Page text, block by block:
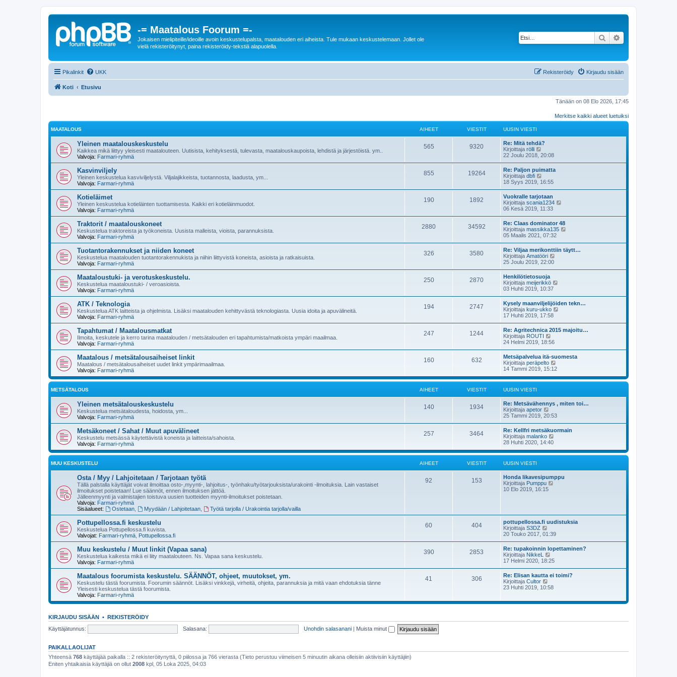
-= Maatalous Foorum =-
Jokaisen mielipiteille/ideoille avoin keskustelupalsta, maatalouden eri aiheista. Tule mukaan keskustelemaan. Jollet ole
vielä rekisteröitynyt, paina rekisteröidy-tekstiä alapuolella.
Etsi
Pikalinkit UKK Kirjaudu sisään
Rekisteröidy
Koti Etusivu
Tänään on 08 Elo 2026, 17:45
Merkitse kaikki alueet luetuiksi
MAATALOUS AIHEET VIESTIT UUSIN VIESTI
Yleinen maatalouskeskustelu
Kaikkea mikä liittyy yleisesti maatalouteen. Uutisista, kehityksestä, tulevasta, maatalouskaupoista, lehdistä ja järjestöistä. ym..
Valvoja: Farmari-ryhmä
565 9320
Re: Mitä tehdä?
Kirjoittaja rölli
ä
ä
u
u
s
i
n
v
i
e
s
t
22 Joulu 2018, 20:08
Kasvinviljely
Yleinen keskustelua kasviviljelystä. Viljalajikkeista, tuotannosta, laadusta, ym...
Valvoja: Farmari-ryhmä
855 19264
Re: Paljon puimatta
Kirjoittaja dbfi
ä
ä
u
u
s
i
n
v
i
e
s
t
i
18 Syys 2019, 16:55
Kotieläimet
Yleinen keskustelua kotieläinten tuottamisesta. Kaikki eri kotieläinmuodot.
Valvoja: Farmari-ryhmä
190 1892
Vuokralle tarjotaan
Kirjoittaja scania1234
t
ä
u
s
i
06 Kesä 2019, 11:33
Traktorit / maatalouskoneet
Keskustelua traktoreista ja työkoneista. Uusista malleista, vioista, parannuksista.
Valvoja: Farmari-ryhmä
2880 34592
Re: Claas dominator 48
Kirjoittaja massikka135
t
ä
s
i
e
s
05 Maalis 2021, 07:32
Tuotantorakennukset ja niiden koneet
Keskustelua maatalouden tuotantorakennukista ja niihin liittyvistä koneista, asioista ja ratkaisuista.
Valvoja: Farmari-ryhmä
326 3580
Re: Viljaa merikonttiin täytt…
Kirjoittaja Amatööri
ä
u
s
i
n
i
e
s
25 Joulu 2019, 22:00
Maataloustuki- ja verotuskeskustelu.
Keskustelua maataloustuki- / veroasioista.
Valvoja: Farmari-ryhmä
250 2870
Henkilötietosuoja
Kirjoittaja meijerikkö
t
ä
s
i
i
e
s
03 Huhti 2019, 10:37
ATK / Teknologia
Keskustelua ATK laitteista ja ohjelmista. Lisäksi maatalouden kehittyvästä teknologiasta. Uusia idoita ja apuvälineitä.
Valvoja: Farmari-ryhmä
194 2747
Kysely maanviljelijöiden tekn…
Kirjoittaja kuru-ukko
t
ä
s
i
i
e
i
17 Huhti 2019, 17:58
Tapahtumat / Maatalousmatkat
Ilmoita, keskutele ja kerro tarina maatalouden / metsätalouden eri tapahtumista/matkoista ympäri maailmaa.
Valvoja: Farmari-ryhmä
247 1244
Re: Agritechnica 2015 majoitu…
Kirjoittaja ROUTI
ä
ä
u
u
s
i
v
i
s
i
24 Helmi 2019, 18:56
Maatalous / metsätalousaiheiset linkit
Maatalous / metsätalousaiheiset uudet linkit ympärimaailmaa.
Valvoja: Farmari-ryhmä
160 632
Metsäpalvelua itä-suomesta
Kirjoittaja peräpelto
ä
t
u
s
n
v
i
i
14 Tammi 2019, 15:12
METSÄTALOUS AIHEET VIESTIT UUSIN VIESTI
Yleinen metsätalouskeskustelu
Keskustelua metsätaloudesta, hoidosta, ym...
Valvoja: Farmari-ryhmä
140 1934
Re: Metsävähennys , miten toi…
Kirjoittaja apetor
ä
ä
u
u
s
i
v
i
e
s
25 Tammi 2019, 20:53
Metsäkoneet / Sahat / Muut apuvälineet
Keskustelu metsässä käytettävistä koneista ja laitteista/sahoista.
Valvoja: Farmari-ryhmä
257 3464
Re: Kellfri metsäkuormain
Kirjoittaja malanko
t
u
s
s
t
28 Huhti 2020, 14:40
MUU KESKUSTELU AIHEET VIESTIT UUSIN VIESTI
Osta / Myy / Lahjoitetaan / Tarjotaan työtä
Tällä palstalla käyttäjät voivat ilmoittaa osto-,myynti-, lahjoitus-, työnhaku/työtarjouksista/urakointi -ilmoituksia. Lain vastaiset
ilmoitukset poistetaan! Lue säännöt, ennen ilmoituksen jättöä.
Jälleenmyynti ja valmistajien toistuva uusien tuotteiden myynti-ilmoitukset poistetaan.
Valvoja: Farmari-ryhmä
Sisäalueet:
Ostetaan, Myydään / Lahjoitetaan, Työtä tarjolla / Urakointia tarjolla/vailla
92 153
Honda likavesipumppu
Kirjoittaja Pumppu
u
s
i
n
v
i
s
t
i
10 Elo 2019, 16:15
Pottupellossa.fi keskustelu
Keskustelua Pottupellossa.fi kuvista.
Valvojat: Farmari-ryhmä Pottupellossa.fi
60 404
pottupellossa.fi uudistuksia
Kirjoittaja S3DZ
ä
t
ä
u
u
s
i
v
e
s
20 Touko 2017, 01:39
Muu keskustelu / Muut linkit (Vapaa sana)
Keskustelua kaikesta mikä ei liity maatalouteen. Ns. Vapaa sana keskustelu.
Valvoja: Farmari-ryhmä
390 2853
Re: tupakoinnin lopettaminen?
Kirjoittaja NikkeL
ä
ä
u
u
i
i
17 Helmi 2020, 18:25
Maatalous foorumista keskustelu. SÄÄNNÖT, ohjeet, muutokset, ym.
Keskustelu tästä foorumista. Foorumin säännöt. Lisäksi vinkkejä, virheitä, ohjeita, parannuksia ja mitä vaan ehdotuksia tänne
Yleisesti keskustelua tästä foorumista.
Valvoja: Farmari-ryhmä
41 306
Re: Elisan kautta ei toimi?
Kirjoittaja Cultor
ä
ä
s
e
23 Huhti 2019, 10:58
KIRJAUDU SISÄÄN • REKISTERÖIDY
Käyttäjätunnus:
Salasana: Unohdin salasanani | Muista minut
PAIKALLAOLIJAT
Yhteensä 768 käyttäjää paikalla :: 2 rekisteröitynyttä, 0 piilossa ja 766 vierasta (Tieto perustuu viimeisen 5 minuutin aikana olleisiin aktiivisiin käyttäjiin)
Eniten yhtaikaisia käyttäjiä on ollut 2008 kpl, 05 Loka 2025, 04:03